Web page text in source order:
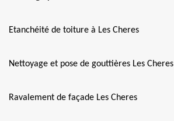
Etanchéité de toiture à Les Cheres
Nettoyage et pose de gouttières Les Cheres
Ravalement de façade Les Cheres